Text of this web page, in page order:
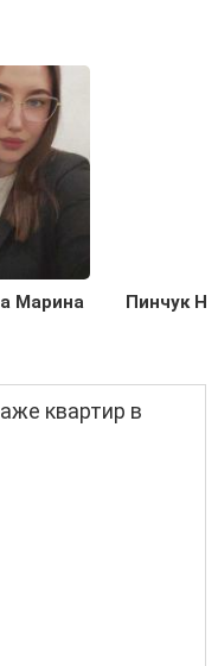
Марина Пинчук
квартир в